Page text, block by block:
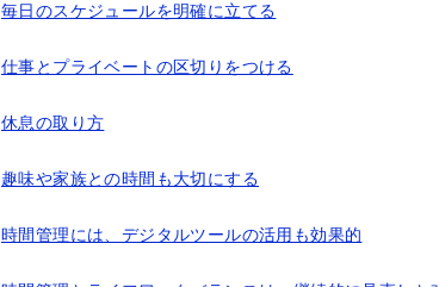
毎日のスケジュールを明確に立てる
仕事とプライベートの区切りをつける
休息の取り方
趣味や家族との時間も大切にする
時間管理には、デジタルツールの活用も効果的